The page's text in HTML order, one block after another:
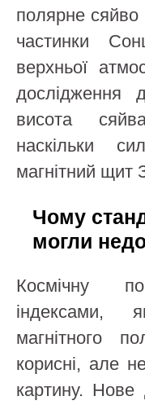
полярне сяйво
частинки
верхньої
дослідження
висота
наскільки
магнітний щит
Чому
могли
Космічну
індексами,
магнітного
корисні, але
картину. Нове